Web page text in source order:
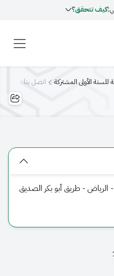
كيف تتحقق؟
للسنة الأولى المشتركة اتصل بنا
- الرياض - طريق أبو بكر الصديق